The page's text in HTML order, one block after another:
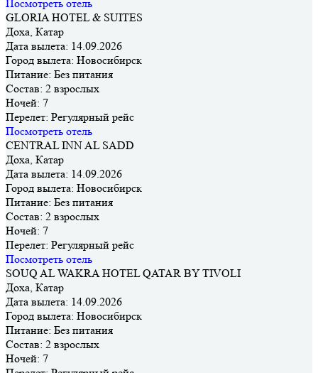
Посмотреть отель
GLORIA HOTEL & SUITES
Доха, Катар
Дата вылета: 14.09.2026
Город вылета: Новосибирск
Питание: Без питания
Состав: 2 взрослых
Ночей: 7
Перелет: Регулярный рейс
Посмотреть отель
CENTRAL INN AL SADD
Доха, Катар
Дата вылета: 14.09.2026
Город вылета: Новосибирск
Питание: Без питания
Состав: 2 взрослых
Ночей: 7
Перелет: Регулярный рейс
Посмотреть отель
SOUQ AL WAKRA HOTEL QATAR BY TIVOLI
Доха, Катар
Дата вылета: 14.09.2026
Город вылета: Новосибирск
Питание: Без питания
Состав: 2 взрослых
Ночей: 7